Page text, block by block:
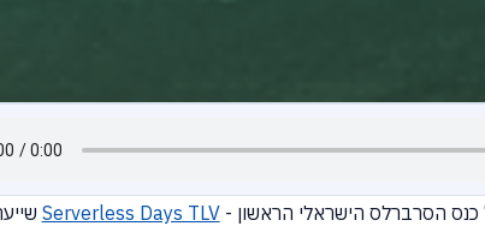
Serverless Days TLV